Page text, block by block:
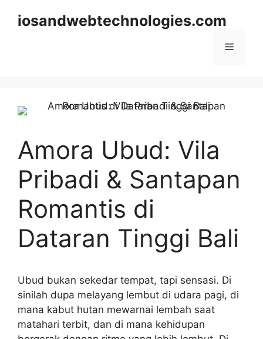
iosandwebtechnologies.com
Menu
Amora Ubud: Vila
Pribadi & Santapan
Romantis di
Dataran Tinggi Bali
Ubud bukan sekedar tempat, tapi sensasi. Di
sinilah dupa melayang lembut di udara pagi, di
mana kabut hutan mewarnai lembah saat
matahari terbit, dan di mana kehidupan